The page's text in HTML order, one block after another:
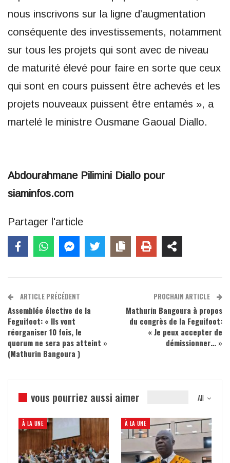
nous inscrivons sur la ligne d’augmentation
conséquente des investissements, notamment
sur tous les projets qui sont avec de niveau
de maturité élevé pour faire en sorte que ceux
qui sont en cours puissent être achevés et les
projets nouveaux puissent être entamés », a
martelé le ministre Ousmane Gaoual Diallo.
Abdourahmane Pilimini Diallo pour
siaminfos.com
Partager l'article
ARTICLE PRÉCÉDENT
Assemblée élective de la
Feguifoot: « Ils vont
réorganiser 10 fois, le
quorum ne sera pas atteint »
(Mathurin Bangoura )
PROCHAIN ARTICLE
Mathurin Bangoura à propos
du congrès de la Feguifoot:
« Je peux accepter de
démissionner… »
All
vous pourriez aussi aimer
À LA UNE À LA UNE